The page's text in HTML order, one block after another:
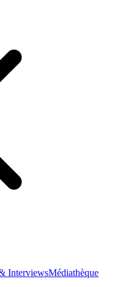
InterviewsMédiathèque